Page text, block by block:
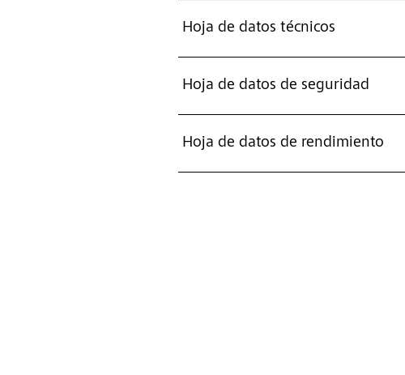
Hoja de datos técnicos
Hoja de datos de seguridad
Hoja de datos de rendimiento